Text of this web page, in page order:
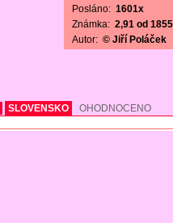
Posláno: 1601x
Známka: 2,91 od
Autor: © Jiří Poláček
SLOVENSKO OHODNOCENO